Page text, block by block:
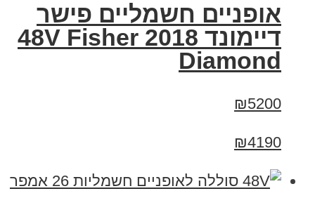
אופניים חשמליים פישר
דיימונד 2018 48V Fisher
Diamond
₪5200
₪4190